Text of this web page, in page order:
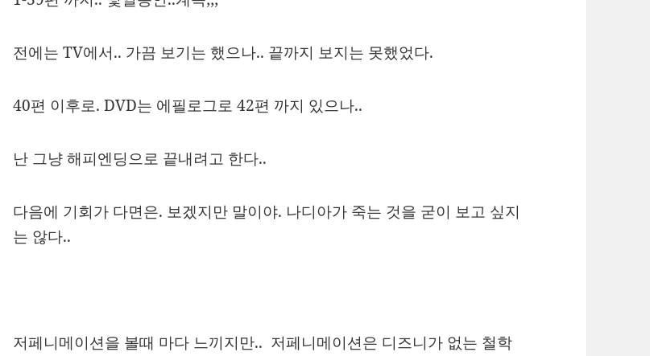
전에는 TV에서.. 가끔 보기는 했으나.. 끝까지 보지는 못했었다.
40편 이후로. DVD는 에필로그로 42편 까지 있으나..
난 그냥 해피엔딩으로 끝내려고 한다..
다음에 기회가 다면은. 보겠지만 말이야. 나디아가 죽는 것을 굳이 보고 싶지
는 않다..
저페니메이션을 볼때 마다 느끼지만.. 저페니메이션은 디즈니가 없는 철학